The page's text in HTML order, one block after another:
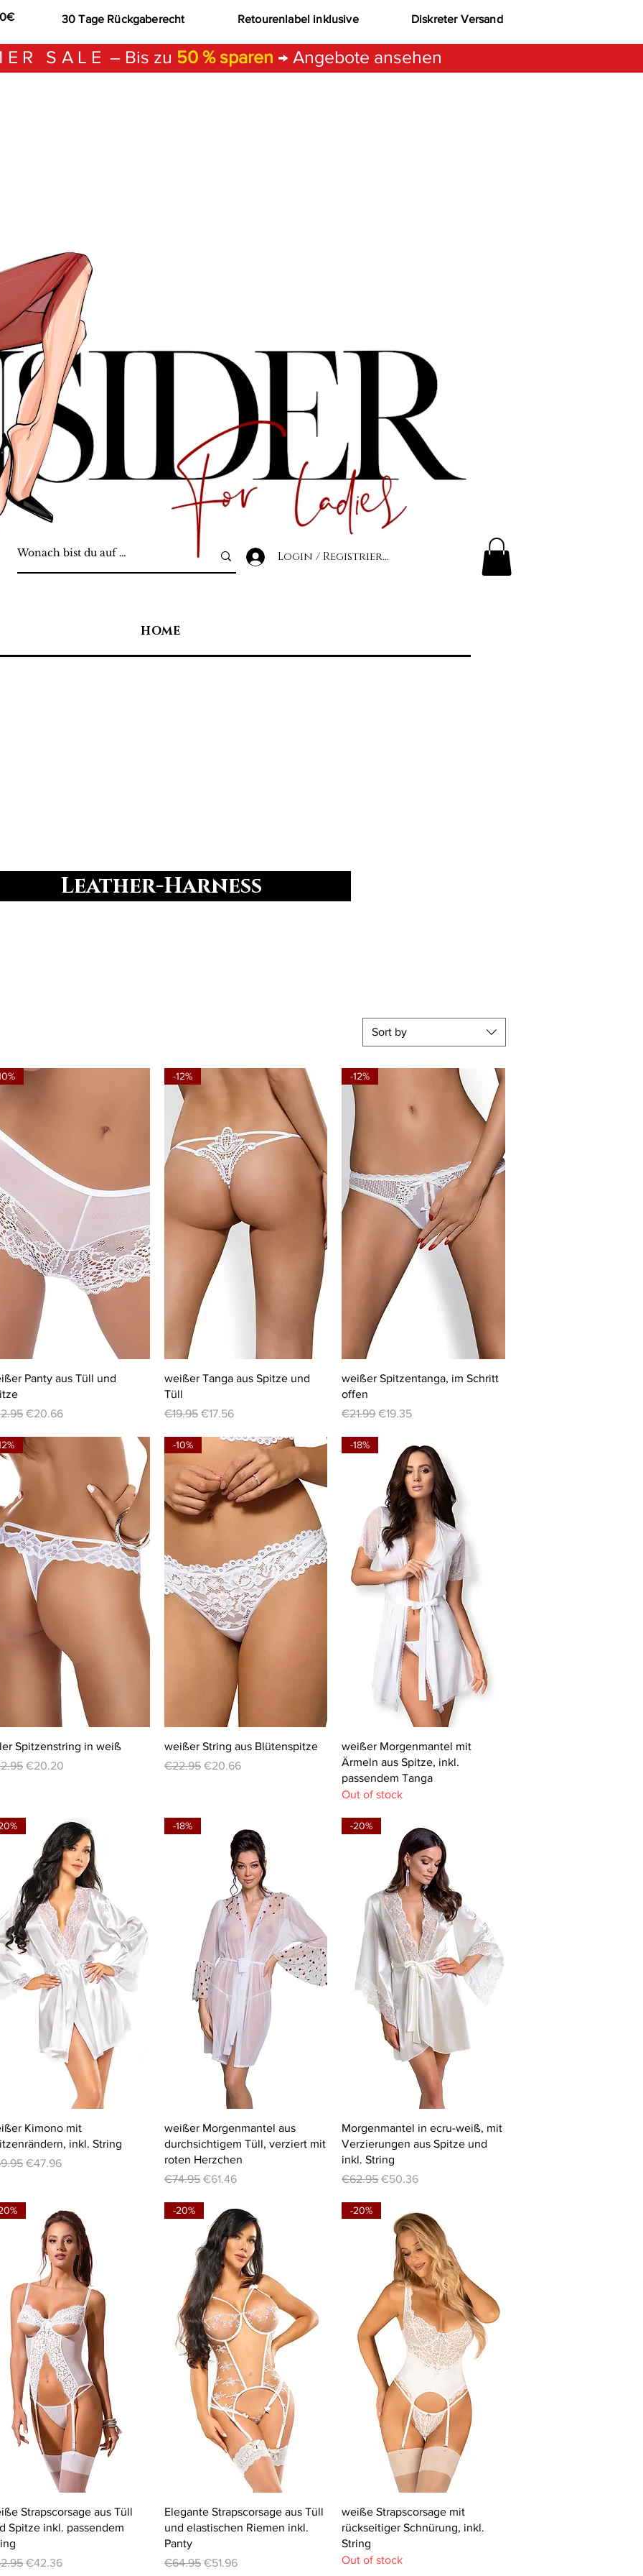
30 Tage Rückgaberecht Retourenlabel inklusive Diskreter Versand
SALE – Bis zu 50 % sparen → Angebote ansehen
Login / Registrierung
HOME
Leather-Harness
Sort by
Quick View
Panty aus Tüll und
Price
Sale Price
€20.66
Quick View
-12%
weißer Tanga aus Spitze und
Tüll
Regular Price
€19.95 Sale Price
€17.56
Quick View
-12%
weißer Spitzentanga, im Schritt
offen
Regular Price
€21.99 Sale Price
€19.35
Quick View
Spitzenstring in weiß
Price
Sale Price
€20.20
Quick View
-10%
weißer String aus Blütenspitze
Regular Price
€22.95 Sale Price
€20.66
Quick View
-18%
weißer Morgenmantel mit
Ärmeln aus Spitze, inkl.
passendem Tanga
Out of stock
Quick View
Kimono mit
inkl. String
Price
Sale Price
€47.96
Quick View
-18%
weißer Morgenmantel aus
durchsichtigem Tüll, verziert mit
roten Herzchen
Regular Price
€74.95 Sale Price
€61.46
Quick View
-20%
Morgenmantel in ecru-weiß, mit
Verzierungen aus Spitze und
inkl. String
Regular Price
€62.95 Sale Price
€50.36
Quick View
Strapscorsage aus Tüll
Spitze inkl. passendem
Price
Sale Price
€42.36
Quick View
-20%
Elegante Strapscorsage aus Tüll
und elastischen Riemen inkl.
Panty
Regular Price
€64.95 Sale Price
€51.96
Quick View
-20%
weiße Strapscorsage mit
rückseitiger Schnürung, inkl.
String
Out of stock